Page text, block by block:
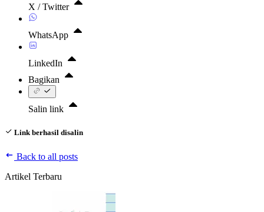
X / Twitter
WhatsApp
LinkedIn
Bagikan
Salin link
Link berhasil disalin
Back to all posts
Artikel Terbaru